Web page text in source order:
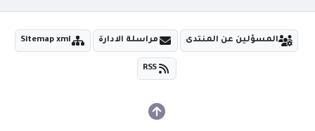
المسؤلين عن المنتدى مراسلة الادارة Sitemap xml
RSS